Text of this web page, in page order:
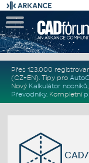
Přes 123.000
(CZ+EN). Tipy pro
Nový Kalkulátor nosníků,
Převodníky. Kompletní